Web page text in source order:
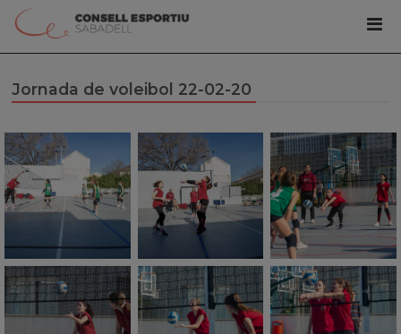
Jornada de voleibol 22-02-20